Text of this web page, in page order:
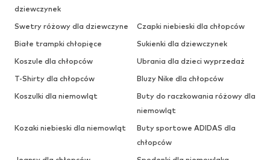
dziewczynek
Swetry różowy dla dziewczyne
Czapki niebieski dla chłopców
Białe trampki chłopięce
Sukienki dla dziewczynek
Koszule dla chłopców
Ubrania dla dzieci wyprzedaż
T-Shirty dla chłopców
Bluzy Nike dla chłopców
Koszulki dla niemowląt
Buty do raczkowania różowy dla
niemowląt
Kozaki niebieski dla niemowląt
Buty sportowe ADIDAS dla
chłopców